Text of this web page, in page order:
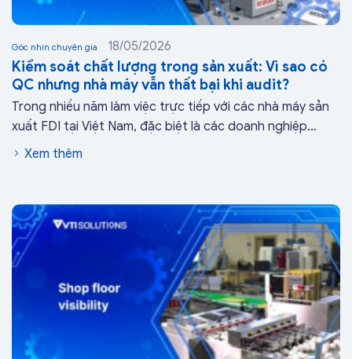
Góc nhìn chuyên gia 18/05/2026
Kiểm soát chất lượng trong sản xuất: Vì sao có
QC nhưng nhà máy vẫn thất bại khi audit?
Trong nhiều năm làm việc trực tiếp với các nhà máy sản
xuất FDI tại Việt Nam, đặc biệt là các doanh nghiệp...
Xem thêm